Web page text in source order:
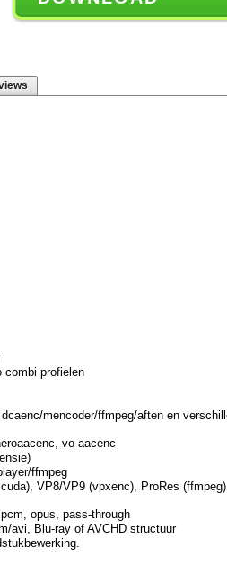
combi profielen
mencoder/ffmpeg/aften en
vo-aacenc
ffmpeg
VP8/VP9 (vpxenc), ProRes
opus, pass-through
avi, Blu-ray of AVCHD structuur